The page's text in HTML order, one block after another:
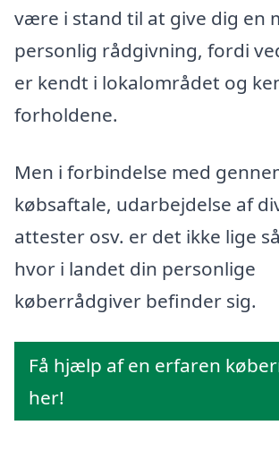
være i stand til at give dig en
personlig rådgivning, fordi
er kendt i lokalområdet og
forholdene.
Men i forbindelse med
købsaftale, udarbejdelse af
attester osv. er det ikke lige
hvor i landet din personlige
køberrådgiver befinder sig.
Få hjælp af en erfaren
her!